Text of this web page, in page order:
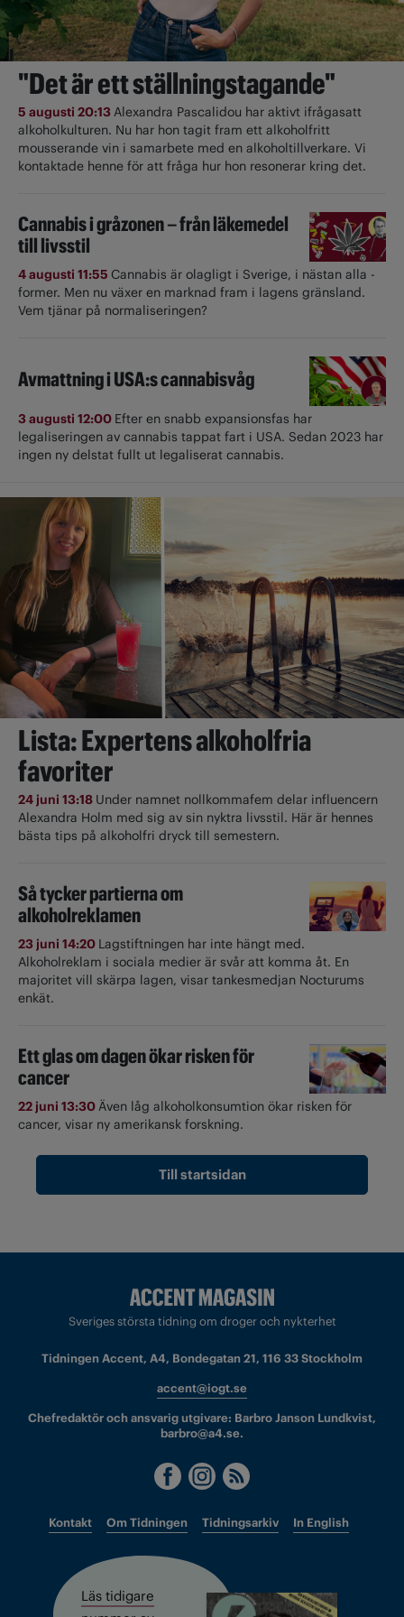
"Det är ett ställningstagande"
5 augusti 20:13Alexandra Pascalidou har aktivt ifrågasatt
alkoholkulturen. Nu har hon tagit fram ett alkoholfritt
mousserande vin i samarbete med en alkoholtillverkare. Vi
kontaktade henne för att fråga hur hon resonerar kring det.
Cannabis i gråzonen – från läkemedel
till livsstil
4 augusti 11:55 Cannabis är olagligt i ­Sverige, i nästan alla ­
former. Men nu växer en marknad fram i lagens gränsland.
Vem tjänar på normaliseringen?
Avmattning i USA:s cannabisvåg
3 augusti 12:00 Efter en snabb expansionsfas har
legaliseringen av cannabis tappat fart i USA. Sedan 2023 har
ingen ny delstat fullt ut ­legaliserat cannabis.
Lista: Expertens alkoholfria
favoriter
24 juni 13:18 Under namnet nollkommafem delar influencern
Alexandra Holm med sig av sin nyktra livsstil. Här är hennes
bästa tips på alkoholfri dryck till semestern.
Så tycker partierna om
alkoholreklamen
23 juni 14:20 Lagstiftningen har inte hängt med.
Alkoholreklam i sociala medier är svår att komma åt. En
majoritet vill skärpa lagen, visar tankesmedjan Nocturums
enkät.
Ett glas om dagen ökar risken för
cancer
22 juni 13:30Även låg alkoholkonsumtion ökar risken för
cancer, visar ny amerikansk forskning.
Till startsidan
Sveriges största tidning om droger och nykterhet
Tidningen Accent, A4, Bondegatan 21, 116 33 Stockholm
accent@iogt.se
Chefredaktör och ansvarig utgivare: Barbro Janson Lundkvist,
barbro@a4.se.
Kontakt Om Tidningen Tidningsarkiv In English
Läs tidigare